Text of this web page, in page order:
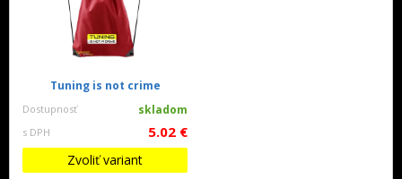
Tuning is not crime
Dostupnosť skladom
s DPH 5.02 €
Zvoliť variant